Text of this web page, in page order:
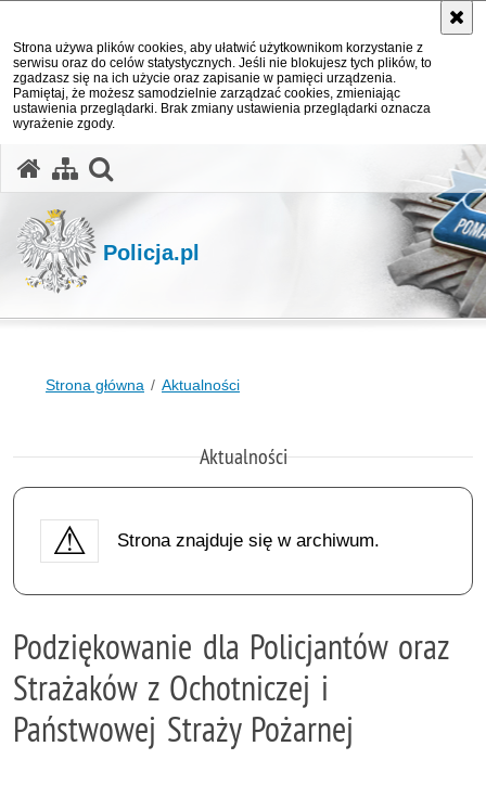
Strona używa plików cookies, aby ułatwić użytkownikom korzystanie z
serwisu oraz do celów statystycznych. Jeśli nie blokujesz tych plików, to
zgadzasz się na ich użycie oraz zapisanie w pamięci urządzenia.
Pamiętaj, że możesz samodzielnie zarządzać cookies, zmieniając
ustawienia przeglądarki. Brak zmiany ustawienia przeglądarki oznacza
wyrażenie zgody.
Policja.pl
Strona główna Aktualności
Aktualności
Strona znajduje się w archiwum.
Podziękowanie dla Policjantów oraz
Strażaków z Ochotniczej i
Państwowej Straży Pożarnej